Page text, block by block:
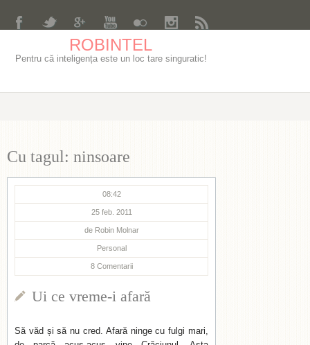
ROBINTEL
Pentru că inteligența este un loc tare singuratic!
Cu tagul: ninsoare
08:42
25 feb. 2011
de Robin Molnar
Personal
8 Comentarii
Ui ce vreme-i afară
Să văd și să nu cred. Afară ninge cu fulgi mari,